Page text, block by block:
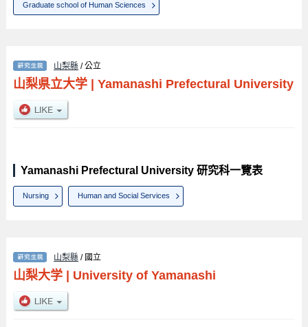
Graduate school of Human Sciences
山梨縣 / 公立
山梨県立大学| Yamanashi Prefectural University
Yamanashi Prefectural University 研究科一覽表
Nursing Human and Social Services
山梨縣 / 國立
山梨大学| University of Yamanashi